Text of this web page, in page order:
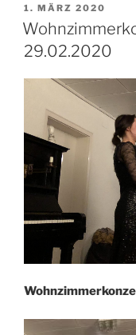
VERÖFFENTLICHT
AM
1. MÄRZ 2020
29.02.2020